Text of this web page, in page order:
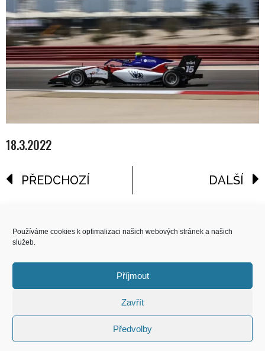
Používáme cookies k optimalizaci našich webových stránek a našich
služeb.
Příjmout
Zavřít
Předvolby
18.3.2022
PŘEDCHOZÍ DALŠÍ
COPYRIGHT
© 2026 Speed Limit,
All Rights Reserved